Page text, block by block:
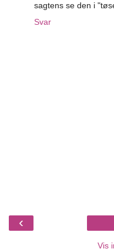
sagtens se den i
Svar
‹
Vis